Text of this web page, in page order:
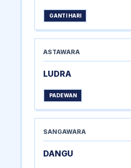
GANTI HARI
ASTAWARA
LUDRA
PADEWAN
SANGAWARA
DANGU